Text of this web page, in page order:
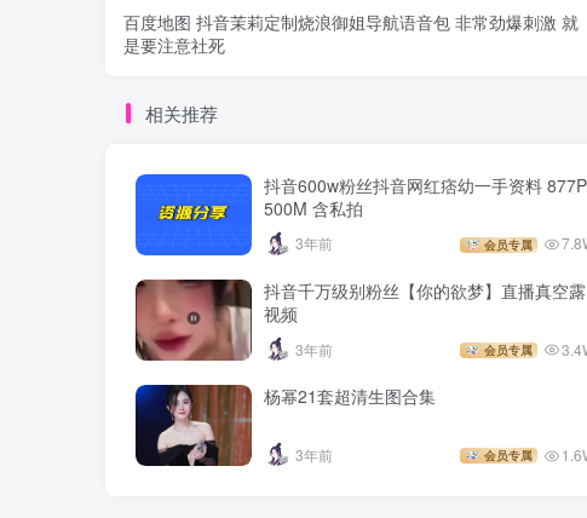
百度地图 抖音茉莉定制烧浪御姐导航语音包 非常劲爆刺激 就
是要注意社死
相关推荐
抖音600w粉丝抖音网红痞幼一手资料 877P
500M 含私拍
3年前 会员专属
抖音千万级别粉丝【你的欲梦】直播真空
视频
3年前 会员专属
杨幂21套超清生图合集
3年前 会员专属